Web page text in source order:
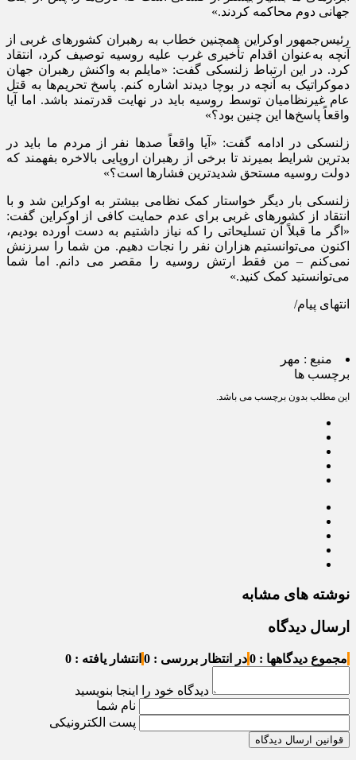
جهانی دوم محاکمه کردند.»
رئیس‌جمهور اوکراین همچنین خطاب به رهبران کشورهای غربی از
آنچه به‌عنوان اقدام تأخیری غرب علیه روسیه توصیف کرد، انتقاد
کرد. در این ارتباط زلنسکی گفت: «مایلم به واکنش رهبران جهان
دموکراتیک به آنچه در بوچا دیدند اشاره کنم. پاسخ تحریم‌ها به قتل
عام غیرنظامیان توسط روسیه باید در نهایت قدرتمند باشد. اما آیا
واقعاً پاسخ‌ها این چنین بود؟»
زلنسکی در ادامه گفت: «آیا واقعاً صدها نفر از مردم ما باید در
بدترین شرایط بمیرند تا برخی از رهبران اروپایی بالاخره بفهمند که
دولت روسیه مستحق شدیدترین فشارها است؟»
زلنسکی بار دیگر خواستار کمک نظامی بیشتر به اوکراین شد و با
انتقاد از کشورهای غربی برای عدم حمایت کافی از اوکراین گفت:
«اگر ما قبلاً آن تسلیحاتی را که نیاز داشتیم به دست آورده بودیم،
اکنون می‌توانستیم هزاران نفر را نجات دهیم. من شما را سرزنش
نمی‌کنم – من فقط ارتش روسیه را مقصر می دانم. اما شما
می‌توانستید کمک کنید.»
انتهای پیام/
منبع : مهر
برچسب ها
این مطلب بدون برچسب می باشد.
نوشته های مشابه
ارسال دیدگاه
مجموع دیدگاهها : 0 در انتظار بررسی : 0 انتشار یافته : 0
دیدگاه خود را اینجا بنویسید
نام شما
پست الکترونیکی
قوانین ارسال دیدگاه